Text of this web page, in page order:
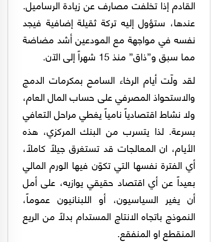
القادم إذا تخلفت مصارف عن زيادة الرساميل.
عندها، ستؤول إليه تركة ثقيلة إضافية فيجد
نفسه في مواجهة مع المودعين أشد مضاضة
مما سبق و”ذاق” منذ 15 شهراً إلى الآن.
لقد ولّت أيام الرخاء السامح بمكرمات الدمج
والاستحواذ المصرفي على حساب المال العام،
ولا نشاط اقتصادياً نامياً يغطي مراحل التعافي
بسرعة. لذا يتسرب من البنك المركزي، هذه
الأيام، ان المعالجات قد تستغرق جيلاً كاملاً،
أي الفترة نفسها التي تكوّن فيها الورم المالي
بعيداً عن أي اقتصاد حقيقي يوازيه، على أمل
أن يغير السياسيون، أو اللبنانيون عموماً،
النموذج باتجاه الانتاج المستدام بدلاً من الريع
المنقطع او المنفقع.